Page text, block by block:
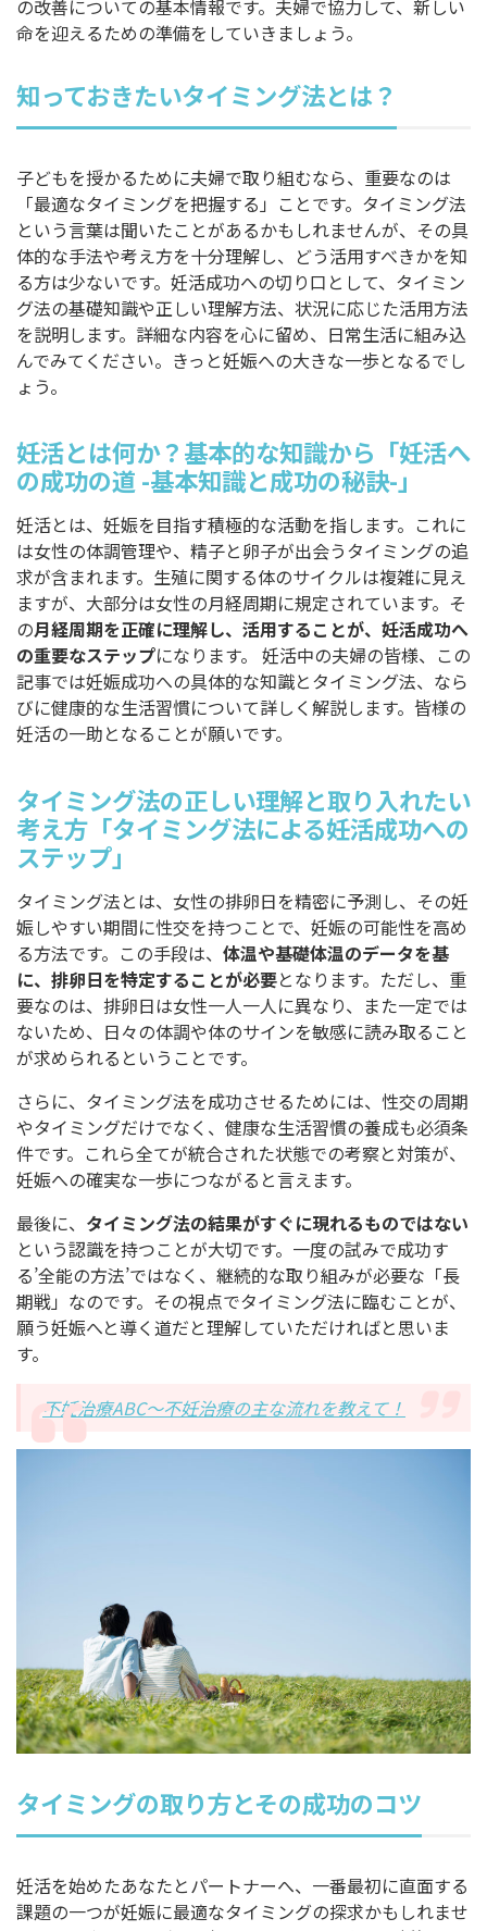
の改善についての基本情報です。夫婦で協力して、新しい
命を迎えるための準備をしていきましょう。
知っておきたいタイミング法とは？
子どもを授かるために夫婦で取り組むなら、重要なのは
「最適なタイミングを把握する」ことです。タイミング法
という言葉は聞いたことがあるかもしれませんが、その具
体的な手法や考え方を十分理解し、どう活用すべきかを知
る方は少ないです。妊活成功への切り口として、タイミン
グ法の基礎知識や正しい理解方法、状況に応じた活用方法
を説明します。詳細な内容を心に留め、日常生活に組み込
んでみてください。きっと妊娠への大きな一歩となるでし
ょう。
妊活とは何か？基本的な知識から「妊活へ
の成功の道 -基本知識と成功の秘訣-」
妊活とは、妊娠を目指す積極的な活動を指します。これに
は女性の体調管理や、精子と卵子が出会うタイミングの追
求が含まれます。生殖に関する体のサイクルは複雑に見え
ますが、大部分は女性の月経周期に規定されています。そ
の月経周期を正確に理解し、活用することが、妊活成功へ
の重要なステップになります。 妊活中の夫婦の皆様、この
記事では妊娠成功への具体的な知識とタイミング法、なら
びに健康的な生活習慣について詳しく解説します。皆様の
妊活の一助となることが願いです。
タイミング法の正しい理解と取り入れたい
考え方「タイミング法による妊活成功への
ステップ」
タイミング法とは、女性の排卵日を精密に予測し、その妊
娠しやすい期間に性交を持つことで、妊娠の可能性を高め
る方法です。この手段は、 体温や基礎体温のデータを基
に、排卵日を特定することが必要となります。ただし、重
要なのは、排卵日は女性一人一人に異なり、また一定では
ないため、日々の体調や体のサインを敏感に読み取ること
が求められるということです。
さらに、タイミング法を成功させるためには、性交の周期
やタイミングだけでなく、健康な生活習慣の養成も必須条
件です。これら全てが統合された状態での考察と対策が、
妊娠への確実な一歩につながると言えます。
最後に、 タイミング法の結果がすぐに現れるものではない
という認識を持つことが大切です。一度の試みで成功す
る’全能の方法’ではなく、継続的な取り組みが必要な「長
期戦」なのです。その視点でタイミング法に臨むことが、
願う妊娠へと導く道だと理解していただければと思いま
す。
不妊治療ABC～不妊治療の主な流れを教えて！
タイミングの取り方とその成功のコツ
妊活を始めたあなたとパートナーへ、一番最初に直面する
課題の一つが妊娠に最適なタイミングの探求かもしれませ